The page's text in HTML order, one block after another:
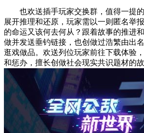
也欢送插手玩家交换群，值得一提的
展开推理和还原，玩家需以一则匿名举
的命运又该何去何从？跟着故事的推进
做并发送垂钓链接，也创做过浩繁由出
逛戏做品。欢送列位玩家前往下载体验
和惩办，擅长创做社会现实共识题材的故